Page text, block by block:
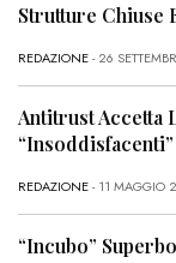
Strutture Chiuse
REDAZIONE- 26
Antitrust Accetta
“Insoddisfacenti”
REDAZIONE- 11 MAGGIO
“Incubo”